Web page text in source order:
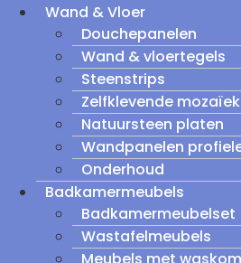
Wand & Vloer
Douchepanelen
Wand & vloertegels
Steenstrips
Zelfklevende
Natuursteen platen
Wandpanelen
Onderhoud
Badkamermeubels
Badkamermeubelset
Wastafelmeubels
Meubels met waskom